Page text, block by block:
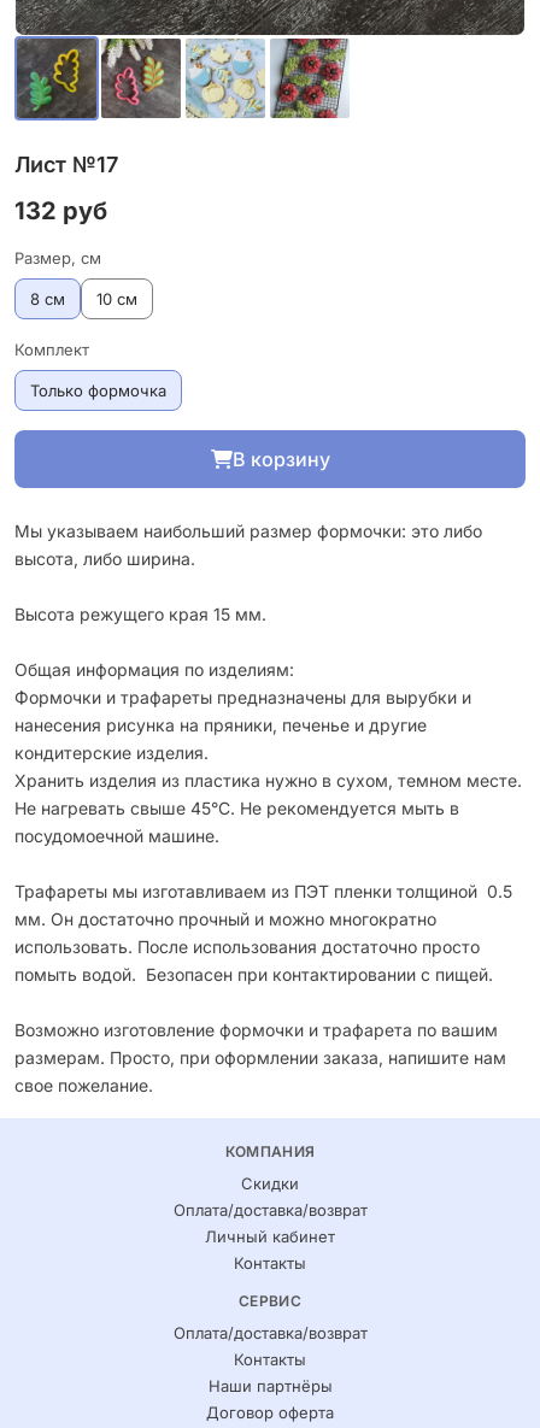
Лист №17
132 руб
Размер, см
8 см 10 см
Комплект
Только формочка
В корзину
Мы указываем наибольший размер формочки: это либо
высота, либо ширина.
Высота режущего края 15 мм.
Общая информация по изделиям:
Формочки и трафареты предназначены для вырубки и
нанесения рисунка на пряники, печенье и другие
кондитерские изделия.
Хранить изделия из пластика нужно в сухом, темном месте.
Не нагревать свыше 45°С. Не рекомендуется мыть в
посудомоечной машине.
Трафареты мы изготавливаем из ПЭТ пленки толщиной 0.5
мм. Он достаточно прочный и можно многократно
использовать. После использования достаточно просто
помыть водой. Безопасен при контактировании с пищей.
Возможно изготовление формочки и трафарета по вашим
размерам. Просто, при оформлении заказа, напишите нам
свое пожелание.
КОМПАНИЯ
Скидки
Оплата/доставка/возврат
Личный кабинет
Контакты
СЕРВИС
Оплата/доставка/возврат
Контакты
Наши партнёры
Договор оферта